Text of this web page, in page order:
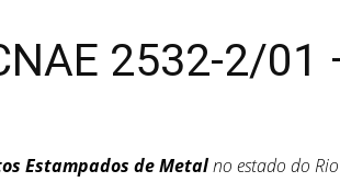
2532-2/01
Estampados de Metalno estado do